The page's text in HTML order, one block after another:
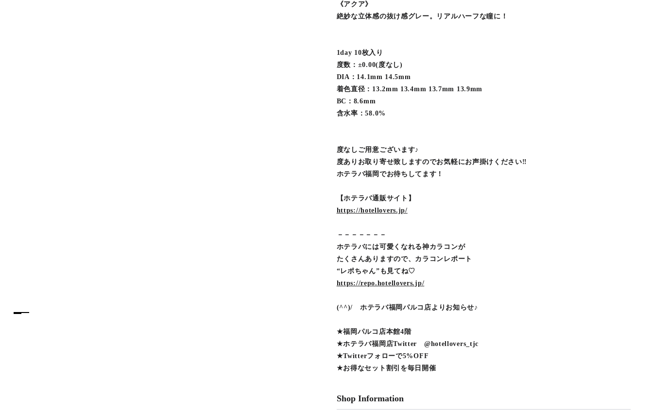
《アクア》
絶妙な立体感の抜け感グレー。リアルハーフな瞳に！
1day 10枚入り
度数：±0.00(度なし)
DIA：14.1mm 14.5mm
着色直径：13.2mm 13.4mm 13.7mm 13.9mm
BC：8.6mm
含水率：58.0%
度なしご用意ございます♪
度ありお取り寄せ致しますのでお気軽にお声掛けください‼︎
ホテラバ福岡でお待ちしてます！
【ホテラバ通販サイト】
https://hotellovers.jp/
－－－－－－－
ホテラバには可愛くなれる神カラコンが
たくさんありますので、カラコンレポート
“レポちゃん”も見てね♡
https://repo.hotellovers.jp/
(^^)/ ホテラバ福岡パルコ店よりお知らせ♪
★福岡パルコ店本館4階
★ホテラバ福岡店Twitter @hotellovers_tjc
★Twitterフォローで5%OFF
★お得なセット割引を毎日開催
Shop Information